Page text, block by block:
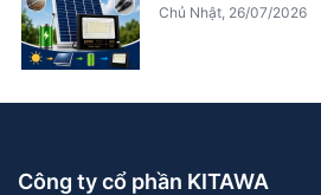
Chủ Nhật, 26/07/2026
Công ty cổ phần KITAWA